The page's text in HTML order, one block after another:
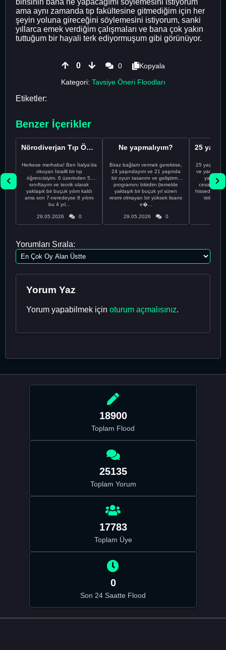
ama aynı zamanda tıp fakültesine gitmediğim için her
şeyin yoluna gireceğini söylemesini istiyorum, sanki
yıllarca emek verdiğim çalışmaları ve bana çok yakın
tuttuğum bir hayali terk ediyormuşum gibi görünüyor.
0 0
Kopyala
Kategori: Tavsiye Öneri Floodları
Etiketler:
Benzer İçerikler
Nörodiverjan Tıp Öğrencisi Yeni Bir Yol Arıyor
Herkese merhaba! Ben İtalya'da
okuyan İsrailli bir tıp
öğrencisiyim. 6 üzerinden 5.
sınıftayım ve teorik olarak
yaklaşık bir buçuk yılım kaldı
ama son 7-neredeyse 8 yılımı
bu 4 yıl...
29.05.2026 0
Ne yapmalıyım?
Biraz bağlam vermek gerekirse,
24 yaşındayım ve 21 yaşında
bir oyun tasarımı ve geliştirme
programını bitirdim (temelde
yaklaşık bir buçuk yıl süren
resmi olmayan bir yüksek lisans
e�...
29.05.2026 0
25
ve yanlış
cesaretimin
Yorumları Sırala:
Yorum Yaz
Yorum yapabilmek için oturum açmalısınız.
18900
Toplam Flood
25135
Toplam Yorum
17783
Toplam Üye
0
Son 24 Saatte Flood